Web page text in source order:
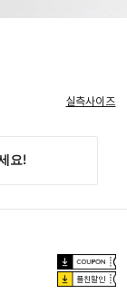
실측사이즈
플친할인